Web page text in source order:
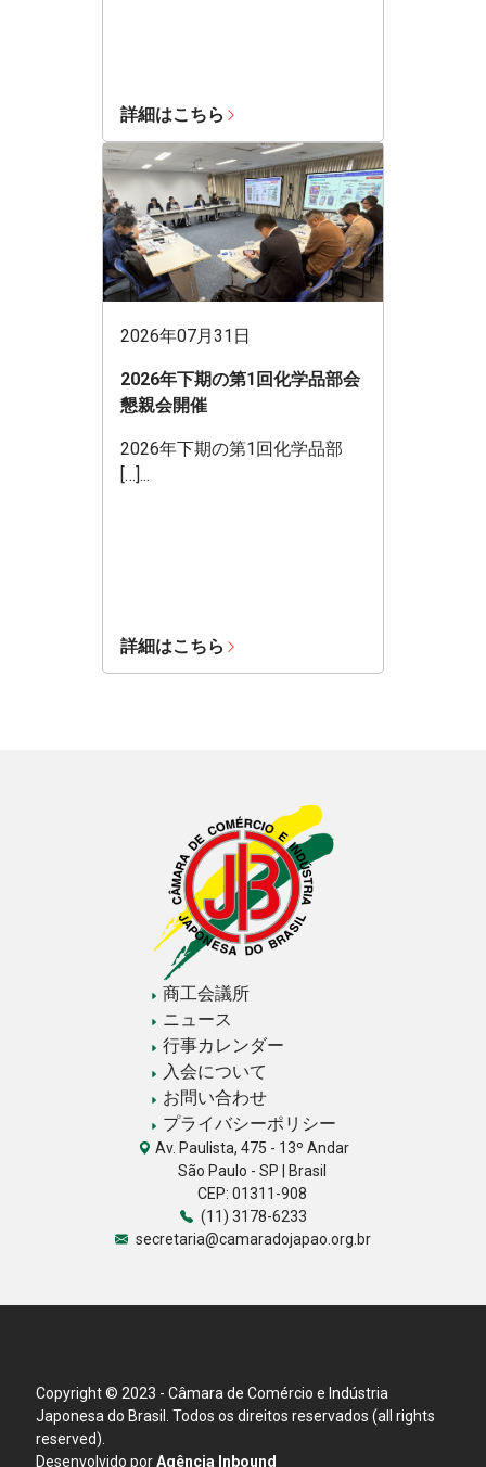
詳細はこちら
2026年07月31日
2026年下期の第1回化学品部会
懇親会開催
2026年下期の第1回化学品部
[…]...
詳細はこちら
商工会議所
ニュース
行事カレンダー
入会について
お問い合わせ
プライバシーポリシー
Av. Paulista, 475 - 13º Andar
São Paulo - SP | Brasil
CEP: 01311-908
(11) 3178-6233
secretaria@camaradojapao.org.br
Copyright © 2023 - Câmara de Comércio e Indústria
Japonesa do Brasil. Todos os direitos reservados (all rights
reserved).
Desenvolvido porAgência Inbound